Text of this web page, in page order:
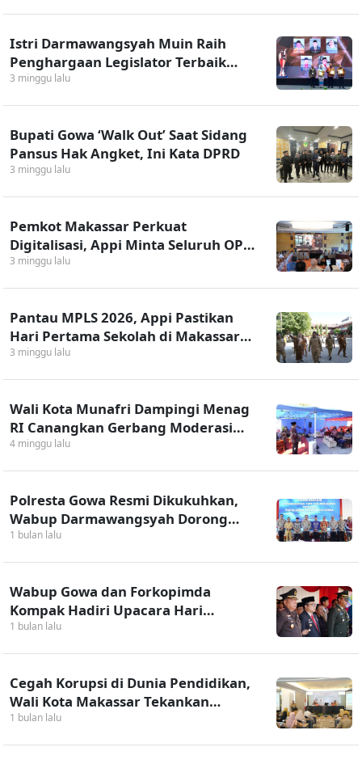
Istri Darmawangsyah Muin Raih
Penghargaan Legislator Terbaik
Provinsi
3 minggu lalu
Bupati Gowa ‘Walk Out’ Saat Sidang
Pansus Hak Angket, Ini Kata DPRD
3 minggu lalu
Pemkot Makassar Perkuat
Digitalisasi, Appi Minta Seluruh OPD
Tinggalkan Cara Konvensional
3 minggu lalu
Pantau MPLS 2026, Appi Pastikan
Hari Pertama Sekolah di Makassar
Berjalan Lancar
3 minggu lalu
Wali Kota Munafri Dampingi Menag
RI Canangkan Gerbang Moderasi
Indonesia Pertama di Makassar
4 minggu lalu
Polresta Gowa Resmi Dikukuhkan,
Wabup Darmawangsyah Dorong
Peningkatan Layanan dan Keamanan
1 bulan lalu
Wabup Gowa dan Forkopimda
Kompak Hadiri Upacara Hari
Bhayangkara, Perkuat Kolaborasi
1 bulan lalu
Cegah Korupsi di Dunia Pendidikan,
Wali Kota Makassar Tekankan
Integritas Pengelola Dana BOS
1 bulan lalu